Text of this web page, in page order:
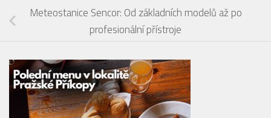
Meteostanice Sencor: Od základních modelů až po
profesionální přístroje